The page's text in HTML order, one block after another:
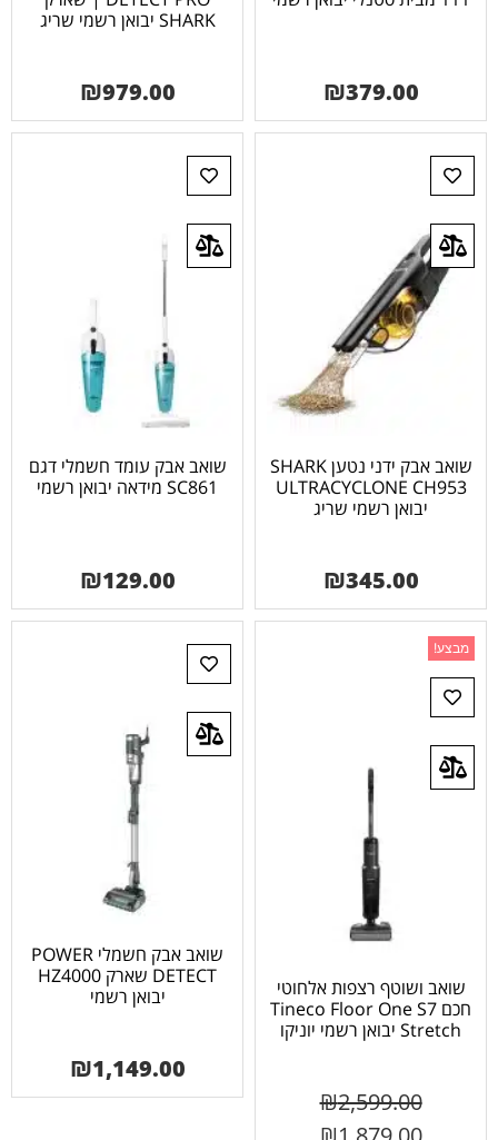
₪379.00
SHARK יבואן רשמי שריג
₪979.00
שואב אבק ידני נטען SHARK
ULTRACYCLONE CH953
יבואן רשמי שריג
₪345.00
שואב אבק עומד חשמלי דגם
SC861 מידאה יבואן רשמי
₪129.00
מבצע!
שואב ושוטף רצפות אלחוטי
חכם Tineco Floor One S7
Stretch יבואן רשמי יוניקו
₪2,599.00
שואב אבק חשמלי POWER
DETECT שארק HZ4000
יבואן רשמי
₪1,149.00